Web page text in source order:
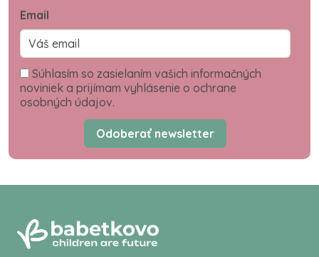
Email
Súhlasím so zasielaním vašich informačných
noviniek a prijímam vyhlásenie o ochrane
osobných údajov.
Odoberať newsletter